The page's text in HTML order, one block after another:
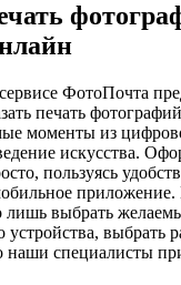
ФотоПочта
печать
моменты из
искусства.
пользуясь
лишь выбрать
устройства, выбрать
наши специалисты